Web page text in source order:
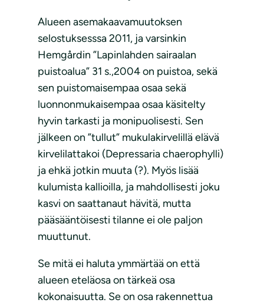
Alueen asemakaavamuutoksen
selostuksesssa 2011, ja varsinkin
Hemgårdin ”Lapinlahden sairaalan
puistoalua” 31 s.,2004 on puistoa, sekä
sen puistomaisempaa osaa sekä
luonnonmukaisempaa osaa käsitelty
hyvin tarkasti ja monipuolisesti. Sen
jälkeen on ”tullut” mukulakirvelillä elävä
kirvelilattakoi (Depressaria chaerophylli)
ja ehkä jotkin muuta (?). Myös lisää
kulumista kallioilla, ja mahdollisesti joku
kasvi on saattanaut hävitä, mutta
pääsääntöisesti tilanne ei ole paljon
muuttunut.
Se mitä ei haluta ymmärtää on että
alueen eteläosa on tärkeä osa
kokonaisuutta. Se on osa rakennettua